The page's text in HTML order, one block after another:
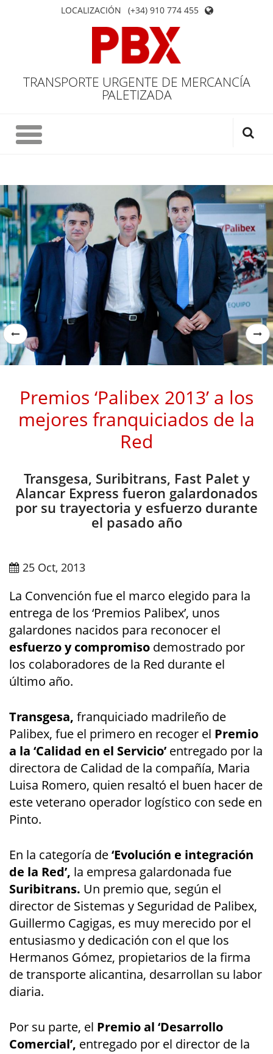
LOCALIZACIÓN (+34) 910 774 455
TRANSPORTE URGENTE DE MERCANCÍA
PALETIZADA
Premios ‘Palibex 2013’ a los
mejores franquiciados de la
Red
Transgesa, Suribitrans, Fast Palet y
Alancar Express fueron galardonados
por su trayectoria y esfuerzo durante
el pasado año
25 Oct, 2013
La Convención fue el marco elegido para la
entrega de los ‘Premios Palibex’, unos
galardones nacidos para reconocer el
esfuerzo y compromiso demostrado por
los colaboradores de la Red durante el
último año.
Transgesa, franquiciado madrileño de
Palibex, fue el primero en recoger el Premio
a la ‘Calidad en el Servicio’ entregado por la
directora de Calidad de la compañía, Maria
Luisa Romero, quien resaltó el buen hacer de
este veterano operador logístico con sede en
Pinto.
En la categoría de‘Evolución e integración
de la Red’, la empresa galardonada fue
Suribitrans. Un premio que, según el
director de Sistemas y Seguridad de Palibex,
Guillermo Cagigas, es muy merecido por el
entusiasmo y dedicación con el que los
Hermanos Gómez, propietarios de la firma
de transporte alicantina, desarrollan su labor
diaria.
Por su parte, el Premio al ‘Desarrollo
Comercial’, entregado por el director de la